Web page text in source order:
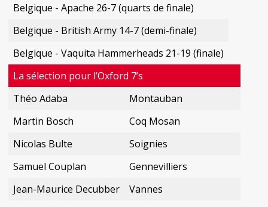
Belgique - Apache 26-7 (quarts de finale)
Belgique - British Army 14-7 (demi-finale)
Belgique - Vaquita Hammerheads 21-19 (finale)
La sélection pour l’Oxford 7’s
Théo Adaba
Montauban
Martin Bosch
Coq Mosan
Nicolas Bulte
Soignies
Samuel Couplan
Gennevilliers
Jean-Maurice Decubber
Vannes